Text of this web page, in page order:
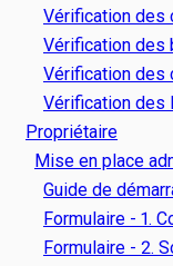
Vérification des
Vérification des
Vérification des
Vérification des
Propriétaire
Mise en place
Guide de
Formulaire - 1.
Formulaire - 2.